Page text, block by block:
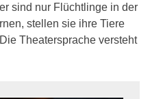
sind nur Flüchtlinge in der
stellen sie ihre Tiere
Theatersprache versteht